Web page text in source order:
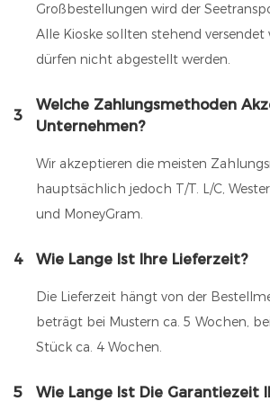
Großbestellungen wird der
Alle Kioske sollten stehend versendet
dürfen nicht abgestellt werden.
3
Welche Zahlungsmethoden
Unternehmen?
Wir akzeptieren die meisten
hauptsächlich jedoch T/T. L/C,
und MoneyGram.
4 Wie Lange Ist Ihre Lieferzeit?
Die Lieferzeit hängt von der
beträgt bei Mustern ca. 5 Wochen,
Stück ca. 4 Wochen.
5 Wie Lange Ist Die Garantiezeit